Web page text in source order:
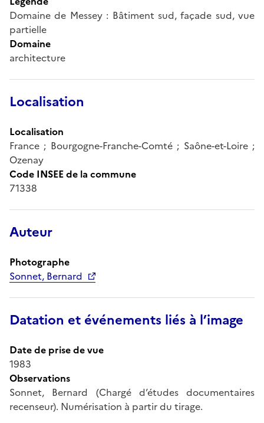
Domaine de Messey : Bâtiment sud, façade sud, vue
partielle
Domaine
architecture
Localisation
Localisation
France ; Bourgogne-Franche-Comté ; Saône-et-Loire ;
Ozenay
Code INSEE de la commune
71338
Auteur
Photographe
Sonnet, Bernard
Datation et événements liés à l’image
Date de prise de vue
1983
Observations
Sonnet, Bernard (Chargé d’études documentaires
recenseur). Numérisation à partir du tirage.